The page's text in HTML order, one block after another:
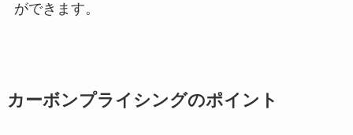
ができます。
カーボンプライシングのポイント